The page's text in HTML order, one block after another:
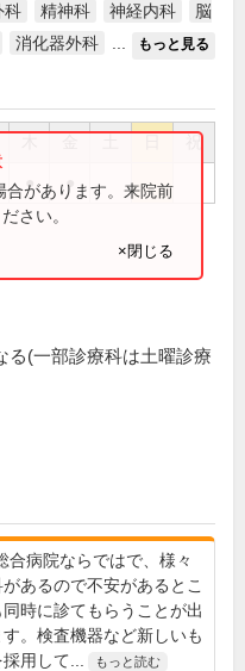
科 精神科 神経内科
脳
消化器外科 もっと見る
祝
● ●
合があります。来院前
さい。
×閉じる
る(一部診療科は土曜診療
合病院ならではで、様々
があるので不安があるとこ
同時に診てもらうことが出
。検査機器など新しいも
用して...
もっと読む